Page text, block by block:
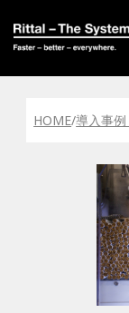
HOME/導入事